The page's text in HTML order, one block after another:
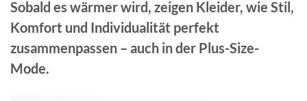
Sobald es wärmer wird, zeigen Kleider, wie Stil,
Komfort und Individualität perfekt
zusammenpassen – auch in der Plus-Size-
Mode.